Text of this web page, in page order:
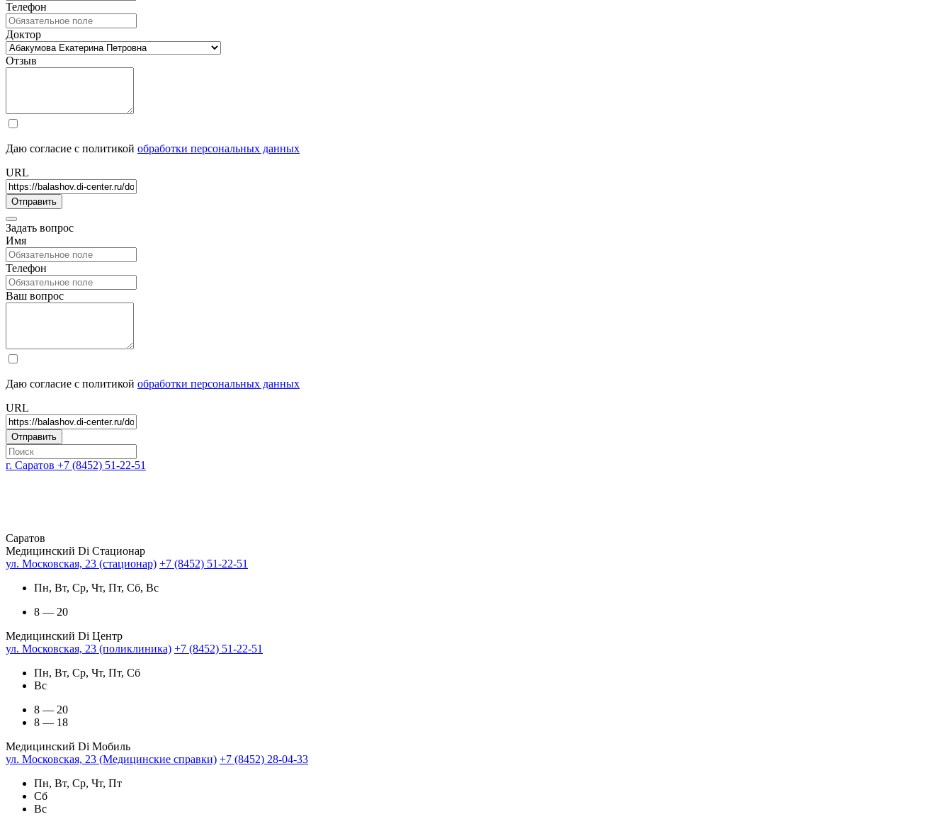
Телефон
Доктор
Отзыв
Даю согласие с политикой обработки персональных данных
URL
Задать вопрос
Имя
Телефон
Ваш вопрос
Даю согласие с политикой обработки персональных данных
URL
г. Саратов +7 (8452) 51-22-51
Саратов
Медицинский Di Стационар
ул. Московская, 23 (стационар) +7 (8452) 51-22-51
Пн, Вт, Ср, Чт, Пт, Сб, Вс
8 — 20
Медицинский Di Центр
ул. Московская, 23 (поликлиника) +7 (8452) 51-22-51
Пн, Вт, Ср, Чт, Пт, Сб
Вс
8 — 20
8 — 18
Медицинский Di Мобиль
ул. Московская, 23 (Медицинские справки) +7 (8452) 28-04-33
Пн, Вт, Ср, Чт, Пт
Сб
Вс